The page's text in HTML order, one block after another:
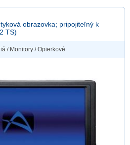
obrazovka; pripojiteľný k
TS)
/ Monitory /Opierkové